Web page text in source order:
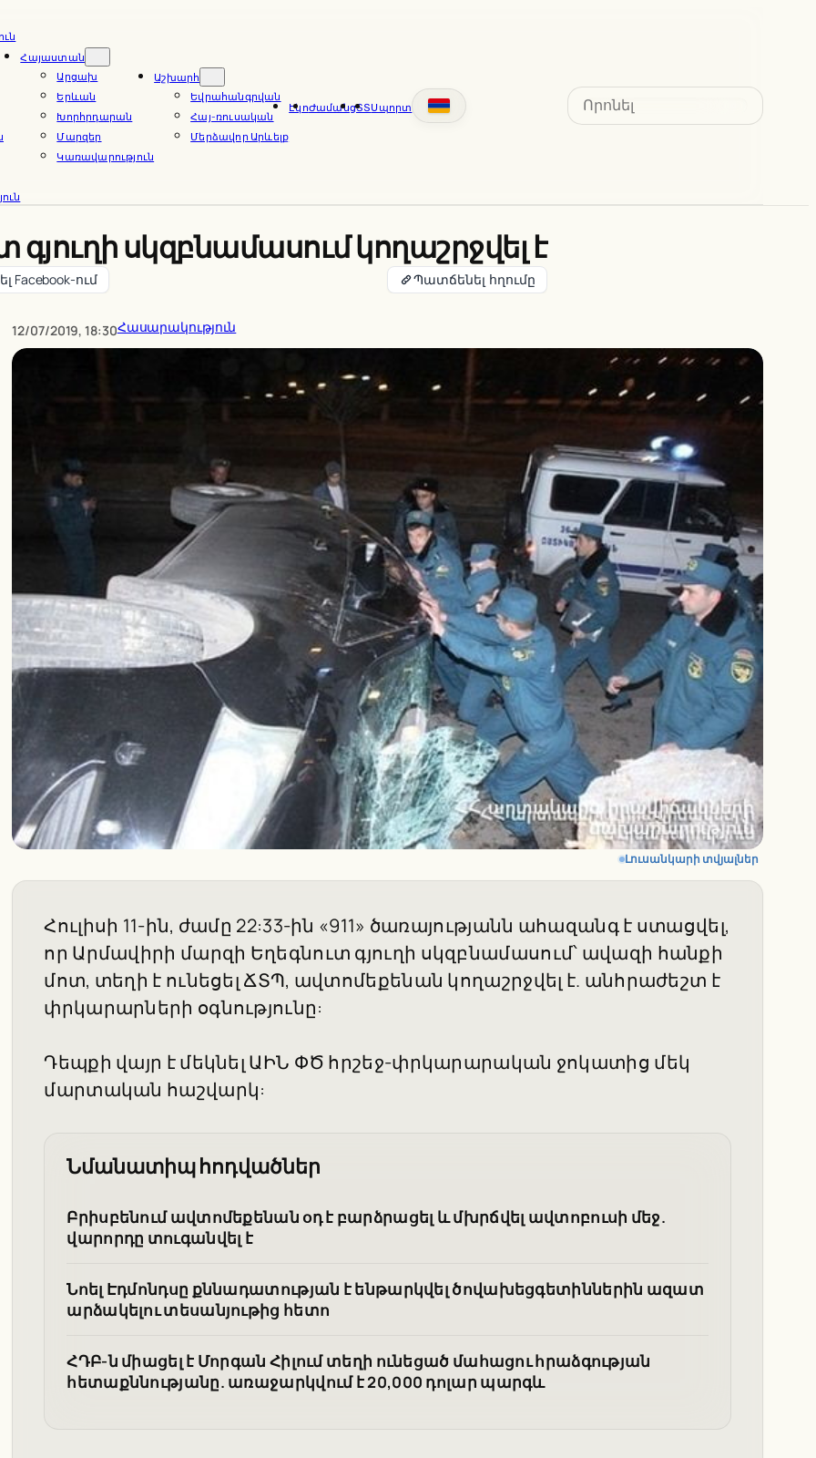
Հայաստան
Արցախ
Երևան
Խորհրդարան
Մարզեր
Կառավարություն
Աշխարհ
Եվրահանգրվան
Հայ-ռուսական
Մերձավոր Արևելք
ԷկոԺամանցՏՏՍպորտ
Search
սկզբնամասում կողաշրջվել է
Facebook-ում Պատճենել հղումը
12/07/2019, 18:30Հասարակություն
Լուսանկարի տվյալներ
Հուլիսի 11-ին, ժամը 22:33-ին «911» ծառայությանն ահազանգ է ստացվել,
որ Արմավիրի մարզի Եղեգնուտ գյուղի սկզբնամասում՝ ավազի հանքի
մոտ, տեղի է ունեցել ՃՏՊ, ավտոմեքենան կողաշրջվել է. անհրաժեշտ է
փրկարարների օգնությունը:
Դեպքի վայր է մեկնել ԱԻՆ ՓԾ հրշեջ-փրկարարական ջոկատից մեկ
մարտական հաշվարկ:
Նմանատիպ հոդվածներ
Բրիսբենում ավտոմեքենան օդ է բարձրացել և մխրճվել ավտոբուսի մեջ.
վարորդը տուգանվել է
Նոել Էդմոնդսը քննադատության է ենթարկվել ծովախեցգետիններին ազատ
արձակելու տեսանյութից հետո
ՀԴԲ-ն միացել է Մորգան Հիլում տեղի ունեցած մահացու հրաձգության
հետաքննությանը. առաջարկվում է 20,000 դոլար պարգև